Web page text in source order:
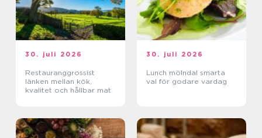
30. juli 2026
Restauranggrossist
länken mellan kök,
kvalitet och hållbar mat
30. juli 2026
Lunch mölndal smarta
val för godare vardag